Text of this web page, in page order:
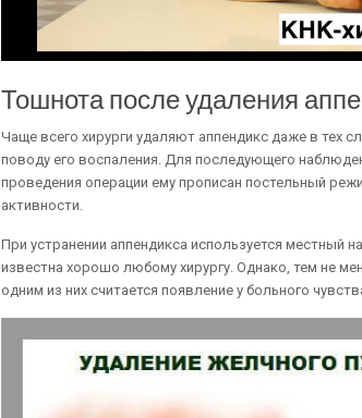
Тошнота после удаления
Чаще всего хирурги удаляют аппендикс даже в тех
поводу его воспаления. Для последующего
проведения операции ему прописан постельный
активности.
При устранении аппендикса используется местный
известна хорошо любому хирургу. Однако, тем не
одним из них считается появление у больного